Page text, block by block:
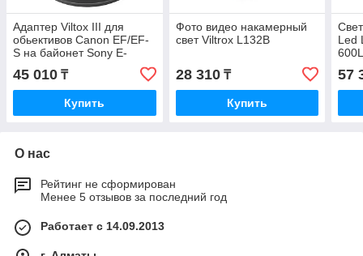
Адаптер Viltox III для
обьективов Canon EF/EF-
S на байонет Sony E-
mount с автофокусом
45 010 ₸
Купить
Фото видео накамерный
свет Viltrox L132B
28 310₸
Купить
Led
57
О нас
Рейтинг не сформирован
Менее 5 отзывов за последний год
Работает с 14.09.2013